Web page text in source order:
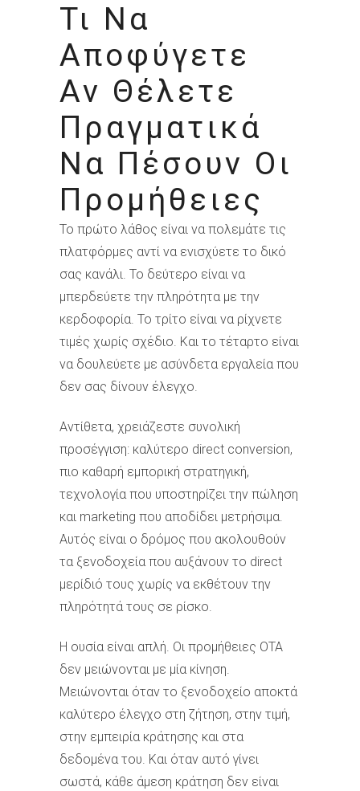
Τι Να
Αποφύγετε
Αν Θέλετε
Πραγματικά
Να Πέσουν Οι
Προμήθειες
Το πρώτο λάθος είναι να πολεμάτε τις
πλατφόρμες αντί να ενισχύετε το δικό
σας κανάλι. Το δεύτερο είναι να
μπερδεύετε την πληρότητα με την
κερδοφορία. Το τρίτο είναι να ρίχνετε
τιμές χωρίς σχέδιο. Και το τέταρτο είναι
να δουλεύετε με ασύνδετα εργαλεία που
δεν σας δίνουν έλεγχο.
Αντίθετα, χρειάζεστε συνολική
προσέγγιση: καλύτερο direct conversion,
πιο καθαρή εμπορική στρατηγική,
τεχνολογία που υποστηρίζει την πώληση
και marketing που αποδίδει μετρήσιμα.
Αυτός είναι ο δρόμος που ακολουθούν
τα ξενοδοχεία που αυξάνουν το direct
μερίδιό τους χωρίς να εκθέτουν την
πληρότητά τους σε ρίσκο.
Η ουσία είναι απλή. Οι προμήθειες OTA
δεν μειώνονται με μία κίνηση.
Μειώνονται όταν το ξενοδοχείο αποκτά
καλύτερο έλεγχο στη ζήτηση, στην τιμή,
στην εμπειρία κράτησης και στα
δεδομένα του. Και όταν αυτό γίνει
σωστά, κάθε άμεση κράτηση δεν είναι